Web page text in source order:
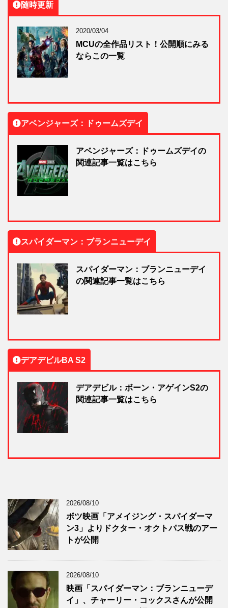
随時更新
2020/03/04
MCUの全作品リスト！公開順にみる
ならこの一覧
アベンジャーズ：ドゥームズデイ
アベンジャーズ：ドゥームズデイの
関連記事一覧はこちら
スパイダーマン：ブランニューデイ
スパイダーマン：ブランニューデイ
の関連記事一覧はこちら
デアデビルBA S2
デアデビル：ボーン・アゲインS2の
関連記事一覧はこちら
2026/08/10
ボツ映画「アメイジング・スパイダーマ
ン3」よりドクター・オクトパス戦のアー
トが公開
2026/08/10
映画「スパイダーマン：ブランニューデ
イ」、チャーリー・コックスさんが公開